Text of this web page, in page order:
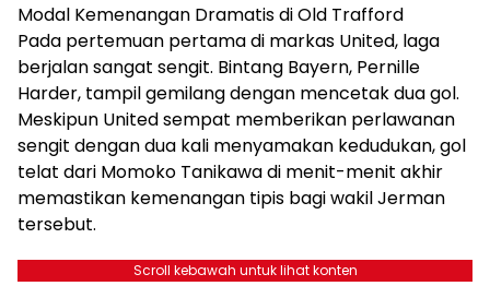
Modal Kemenangan Dramatis di Old Trafford
Pada pertemuan pertama di markas United, laga
berjalan sangat sengit. Bintang Bayern, Pernille
Harder, tampil gemilang dengan mencetak dua gol.
Meskipun United sempat memberikan perlawanan
sengit dengan dua kali menyamakan kedudukan, gol
telat dari Momoko Tanikawa di menit-menit akhir
memastikan kemenangan tipis bagi wakil Jerman
tersebut.
Scroll kebawah untuk lihat konten